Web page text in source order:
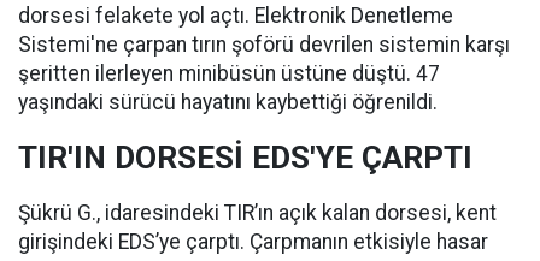
dorsesi felakete yol açtı. Elektronik Denetleme
Sistemi'ne çarpan tırın şoförü devrilen sistemin karşı
şeritten ilerleyen minibüsün üstüne düştü. 47
yaşındaki sürücü hayatını kaybettiği öğrenildi.
TIR'IN DORSESİ EDS'YE ÇARPTI
Şükrü G., idaresindeki TIR’ın açık kalan dorsesi, kent
girişindeki EDS’ye çarptı. Çarpmanın etkisiyle hasar